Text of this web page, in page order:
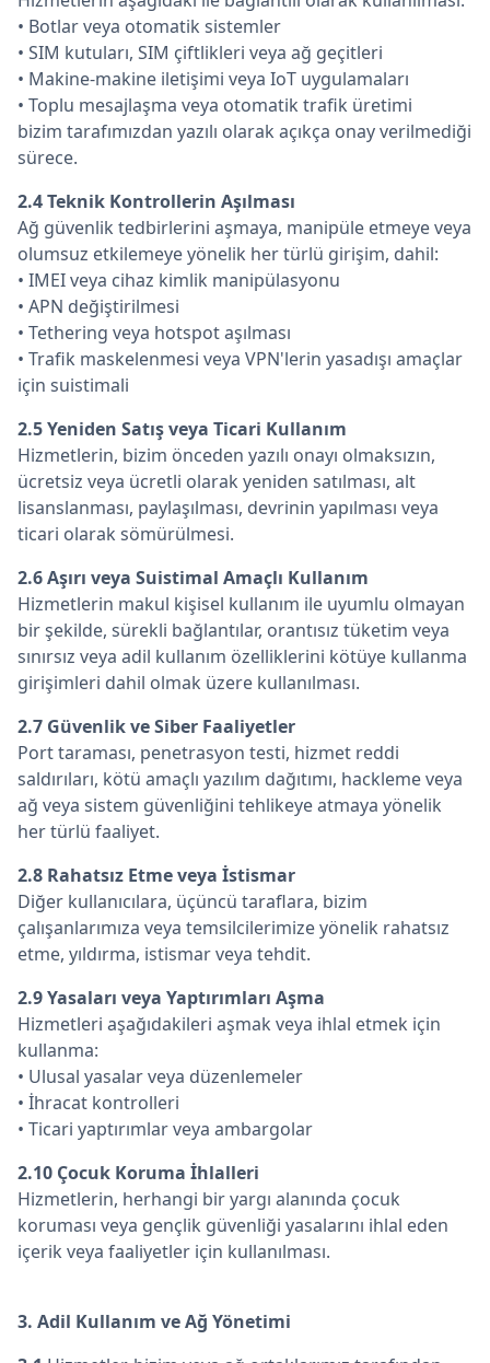
• Botlar veya otomatik sistemler
• SIM kutuları, SIM çiftlikleri veya ağ geçitleri
• Makine-makine iletişimi veya IoT uygulamaları
• Toplu mesajlaşma veya otomatik trafik üretimi
bizim tarafımızdan yazılı olarak açıkça onay verilmediği
sürece.
2.4 Teknik Kontrollerin Aşılması
Ağ güvenlik tedbirlerini aşmaya, manipüle etmeye veya
olumsuz etkilemeye yönelik her türlü girişim, dahil:
• IMEI veya cihaz kimlik manipülasyonu
• APN değiştirilmesi
• Tethering veya hotspot aşılması
• Trafik maskelenmesi veya VPN'lerin yasadışı amaçlar
için suistimali
2.5 Yeniden Satış veya Ticari Kullanım
Hizmetlerin, bizim önceden yazılı onayı olmaksızın,
ücretsiz veya ücretli olarak yeniden satılması, alt
lisanslanması, paylaşılması, devrinin yapılması veya
ticari olarak sömürülmesi.
2.6 Aşırı veya Suistimal Amaçlı Kullanım
Hizmetlerin makul kişisel kullanım ile uyumlu olmayan
bir şekilde, sürekli bağlantılar, orantısız tüketim veya
sınırsız veya adil kullanım özelliklerini kötüye kullanma
girişimleri dahil olmak üzere kullanılması.
2.7 Güvenlik ve Siber Faaliyetler
Port taraması, penetrasyon testi, hizmet reddi
saldırıları, kötü amaçlı yazılım dağıtımı, hackleme veya
ağ veya sistem güvenliğini tehlikeye atmaya yönelik
her türlü faaliyet.
2.8 Rahatsız Etme veya İstismar
Diğer kullanıcılara, üçüncü taraflara, bizim
çalışanlarımıza veya temsilcilerimize yönelik rahatsız
etme, yıldırma, istismar veya tehdit.
2.9 Yasaları veya Yaptırımları Aşma
Hizmetleri aşağıdakileri aşmak veya ihlal etmek için
kullanma:
• Ulusal yasalar veya düzenlemeler
• İhracat kontrolleri
• Ticari yaptırımlar veya ambargolar
2.10 Çocuk Koruma İhlalleri
Hizmetlerin, herhangi bir yargı alanında çocuk
koruması veya gençlik güvenliği yasalarını ihlal eden
içerik veya faaliyetler için kullanılması.
3. Adil Kullanım ve Ağ Yönetimi